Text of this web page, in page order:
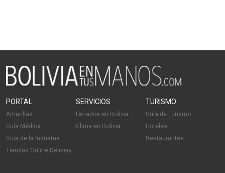
PORTAL
Amarillas
Guía Médica
Guía de la Industria
Tiendas Online Delivery
SERVICIOS
Feriados en Bolivia
Clima en Bolivia
TURISMO
Guía de Turismo
Hoteles
Restaurantes